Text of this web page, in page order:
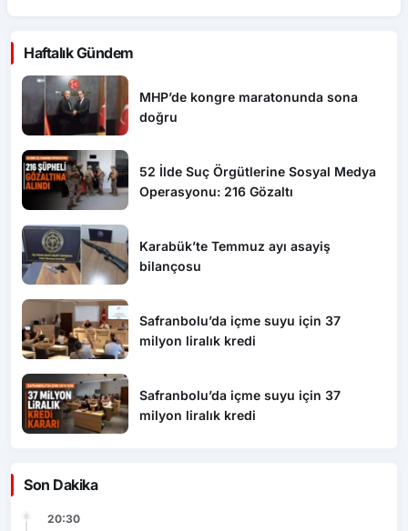
Haftalık Gündem
MHP’de kongre maratonunda sona
doğru
52 İlde Suç Örgütlerine Sosyal Medya
Operasyonu: 216 Gözaltı
Karabük’te Temmuz ayı asayiş
bilançosu
Safranbolu’da içme suyu için 37
milyon liralık kredi
Safranbolu’da içme suyu için 37
milyon liralık kredi
Son Dakika
20:30